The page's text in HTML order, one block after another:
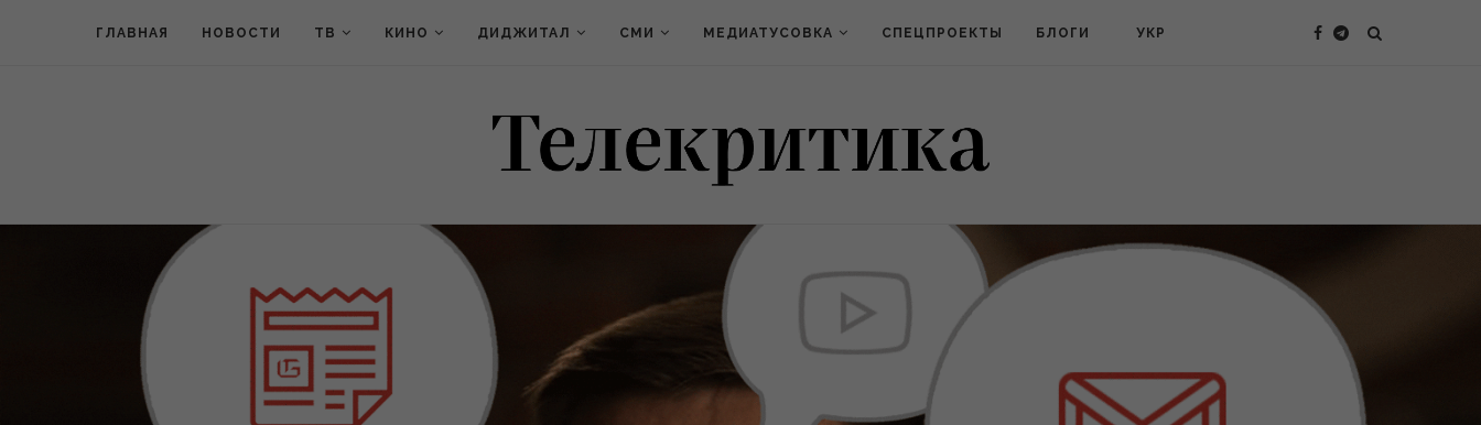
ГЛАВНАЯ НОВОСТИ ТВ КИНО ДИДЖИТАЛ СМИ МЕДИАТУСОВКА СПЕЦПРОЕКТЫ БЛОГИ УКР